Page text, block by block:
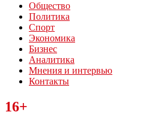
Общество
Политика
Спорт
Экономика
Бизнес
Аналитика
Мнения и интервью
Контакты
Читайте последние новости дня в
“ЗаНовомосковск”
16+